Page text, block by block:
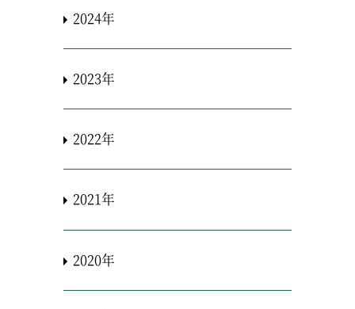
2024年
2023年
2022年
2021年
2020年